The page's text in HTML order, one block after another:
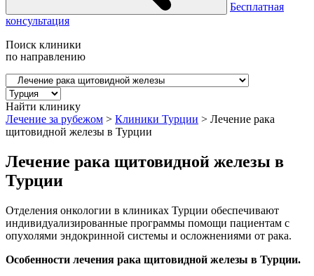
Бесплатная
консультация
Поиск клиники
по направлению
Найти клинику
Лечение за рубежом > Клиники Турции > Лечение рака
щитовидной железы в Турции
Лечение рака щитовидной железы в
Турции
Отделения онкологии в клиниках Турции обеспечивают
индивидуализированные программы помощи пациентам с
опухолями эндокринной системы и осложнениями от рака.
Особенности лечения рака щитовидной железы в Турции.